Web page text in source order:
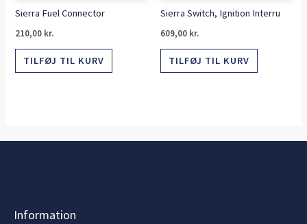
Sierra Fuel Connector
210,00 kr.
TILFØJ TIL KURV
Sierra Switch, Ignition Interru
609,00 kr.
TILFØJ TIL KURV
Information